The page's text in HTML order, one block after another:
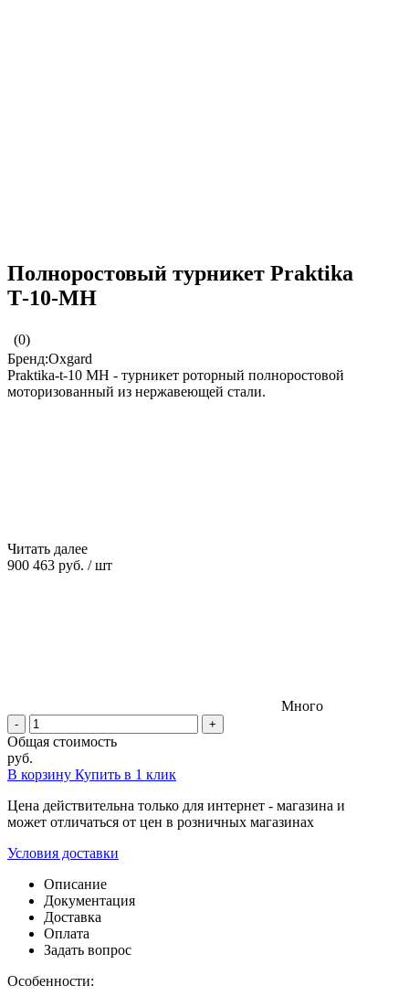
Полноростовый турникет Praktika
Т-10-МН
(0)
Бренд:Oxgard
Praktika-t-10 MН - турникет роторный полноростовой
моторизованный из нержавеющей стали.
Читать далее
900 463 руб. / шт
Много
- +
Общая стоимость
руб.
В корзину Купить в 1 клик
Цена действительна только для интернет - магазина и
может отличаться от цен в розничных магазинах
Условия доставки
Описание
Документация
Доставка
Оплата
Задать вопрос
Особенности: